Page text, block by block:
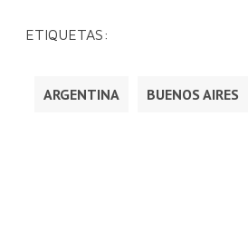
ETIQUETAS:
ARGENTINA BUENOS AIRES